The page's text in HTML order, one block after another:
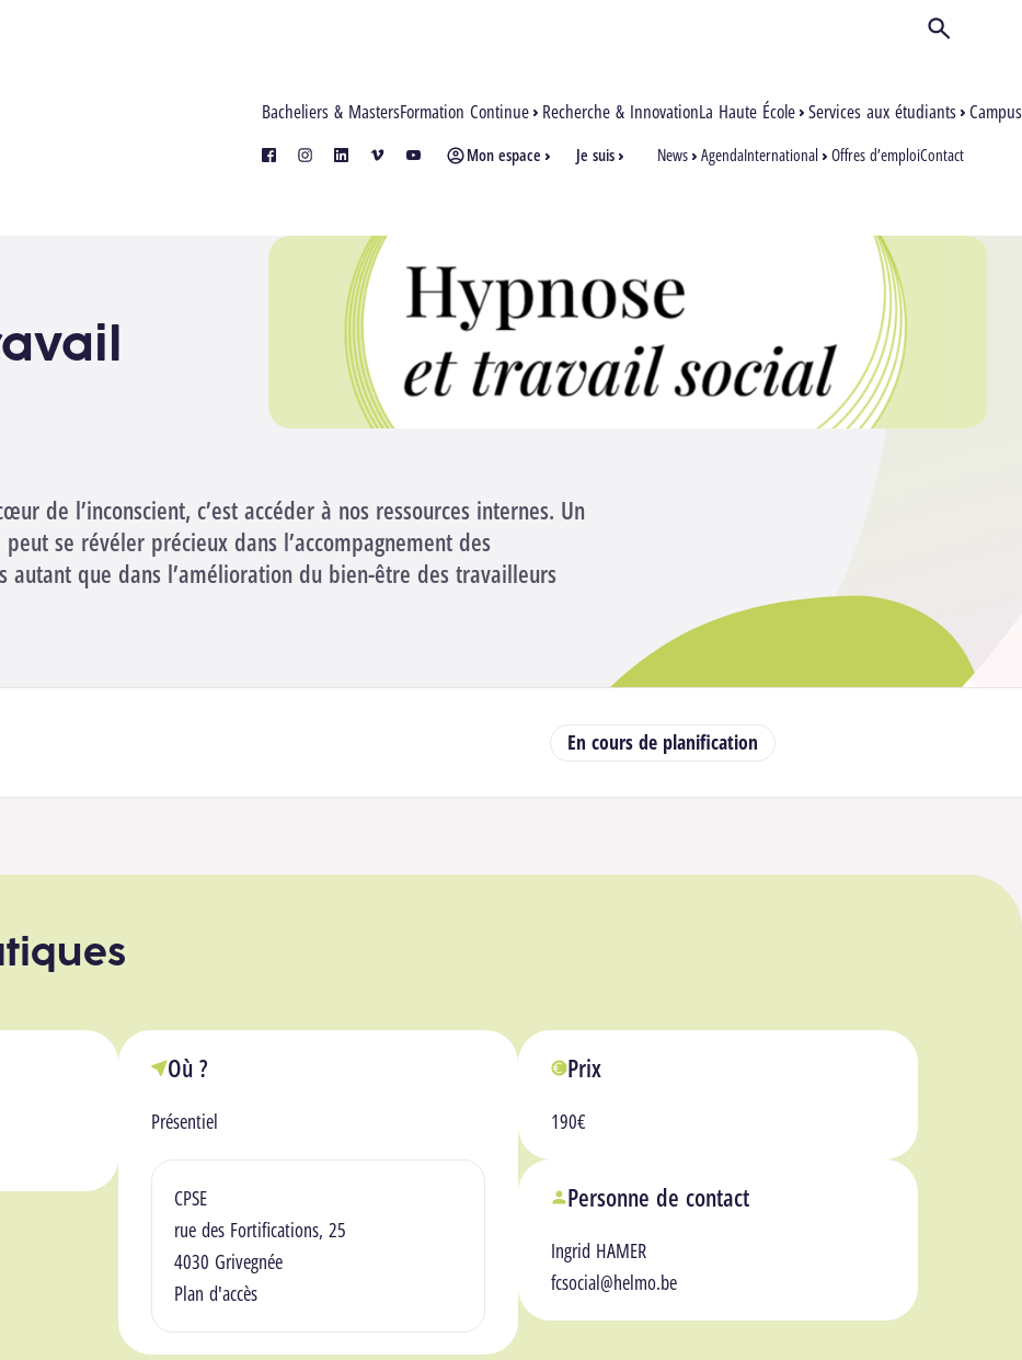
Bacheliers & MastersFormation Continue Recherche & InnovationLa Haute École Services aux étudiants Campus
Mon espace Je suis News AgendaInternational Offres d’emploiContact
facebookinstagramlinkedinvimeo youtube
Ouvrir/
de l’inconscient, c’est accéder à nos ressources internes. Un
se révéler précieux dans l’accompagnement des
autant que dans l’amélioration du bien-être des travailleurs
En cours de planification
Où ?
Présentiel
Lieu(x)
CPSE
rue des Fortifications, 25
4030 Grivegnée
Plan d'accès
Prix
190€
Personne de contact
Ingrid HAMER
fcsocial@helmo.be